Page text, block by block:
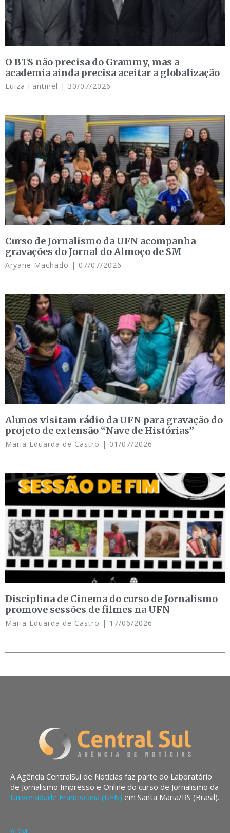
O BTS não precisa do Grammy, mas a
academia ainda precisa aceitar a globalização
Luiza Fantinel 30/07/2026
Curso de Jornalismo da UFN acompanha
gravações do Jornal do Almoço de SM
Aryane Machado 07/07/2026
Alunos visitam rádio da UFN para gravação do
projeto de extensão “Nave de Histórias”
Maria Eduarda de Castro 01/07/2026
Disciplina de Cinema do curso de Jornalismo
promove sessões de filmes na UFN
Maria Eduarda de Castro 17/06/2026
A Agência CentralSul de Notícias faz parte do Laboratório
de Jornalismo Impresso e Online do curso de Jornalismo da
Universidade Franciscana (UFN) em Santa Maria/RS (Brasil).